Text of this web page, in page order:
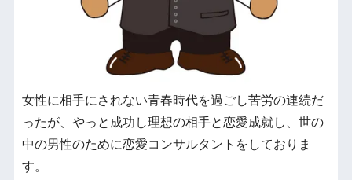
女性に相手にされない青春時代を過ごし苦労の連続だ
ったが、やっと成功し理想の相手と恋愛成就し、世の
中の男性のために恋愛コンサルタントをしておりま
す。